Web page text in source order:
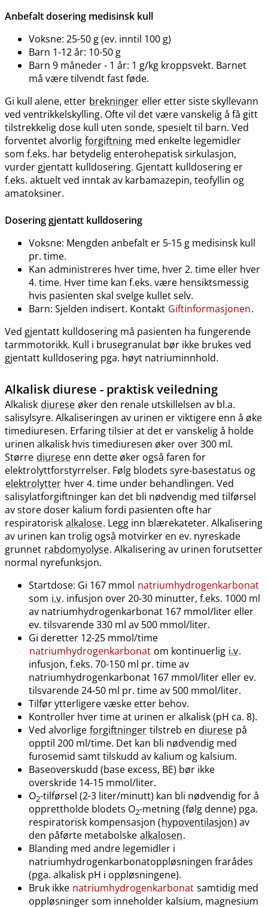
Anbefalt dosering medisinsk kull
Voksne: 25-50 g (ev. inntil 100 g)
Barn 1-12 år: 10-50 g
Barn 9 måneder - 1 år: 1 g/kg kroppsvekt. Barnet
må være tilvendt fast føde.
Gi kull alene, etter brekninger eller etter siste skyllevann
ved ventrikkelskylling. Ofte vil det være vanskelig å få gitt
tilstrekkelig dose kull uten sonde, spesielt til barn. Ved
forventet alvorlig forgiftning med enkelte legemidler
som f.eks. har betydelig enterohepatisk sirkulasjon,
vurder gjentatt kulldosering. Gjentatt kulldosering er
f.eks. aktuelt ved inntak av karbamazepin, teofyllin og
amatoksiner.
Dosering gjentatt kulldosering
Voksne: Mengden anbefalt er 5-15 g medisinsk kull
pr. time.
Kan administreres hver time, hver 2. time eller hver
4. time. Hver time kan f.eks. være hensiktsmessig
hvis pasienten skal svelge kullet selv.
Barn: Sjelden indisert. Kontakt Giftinformasjonen.
Ved gjentatt kulldosering må pasienten ha fungerende
tarmmotorikk. Kull i brusegranulat bør ikke brukes ved
gjentatt kulldosering pga. høyt natriuminnhold.
Alkaliskdiurese - praktisk veiledning
Alkalisk diurese øker den renale utskillelsen av bl.a.
salisylsyre. Alkaliseringen av urinen er viktigere enn å øke
timediuresen. Erfaring tilsier at det er vanskelig å holde
urinen alkalisk hvis timediuresen øker over 300 ml.
Større diurese enn dette øker også faren for
elektrolyttforstyrrelser. Følg blodets syre-basestatus og
elektrolytter hver 4. time under behandlingen. Ved
salisylatforgiftninger kan det bli nødvendig med tilførsel
av store doser kalium fordi pasienten ofte har
respiratorisk alkalose. Legg inn blærekateter. Alkalisering
av urinen kan trolig også motvirker en ev. nyreskade
grunnet rabdomyolyse. Alkalisering av urinen forutsetter
normal nyrefunksjon.
Startdose: Gi 167 mmol natriumhydrogenkarbonat
som i.v. infusjon over 20-30 minutter, f.eks. 1000 ml
av natriumhydrogenkarbonat 167 mmol​/​liter eller
ev. tilsvarende 330 ml av 500 mmol​/​liter.
Gi deretter 12-25 mmol/time
natriumhydrogenkarbonat om kontinuerlig i.v.
infusjon, f.eks. 70-150 ml pr. time av
natriumhydrogenkarbonat 167 mmol​/​liter eller ev.
tilsvarende 24-50 ml pr. time av 500 mmol​/​liter.
Tilfør ytterligere væske etter behov.
Kontroller hver time at urinen er alkalisk (pH ca. 8).
Ved alvorlige forgiftninger tilstreb en diurese på
opptil 200 ml​/​time. Det kan bli nødvendig med
furosemid samt tilskudd av kalium og kalsium.
Baseoverskudd (base excess, BE) bør ikke
overskride 14-15 mmol​/​liter.
O2-tilførsel (2-3 liter​/​minutt) kan bli nødvendig for å
opprettholde blodets O2-metning (følg denne) pga.
respiratorisk kompensasjon (hypoventilasjon) av
den påførte metabolske alkalosen.
Blanding med andre legemidler i
natriumhydrogenkarbonatoppløsningen frarådes
(pga. alkalisk pH i oppløsningene).
Bruk ikke natriumhydrogenkarbonat samtidig med
oppløsninger som inneholder kalsium, magnesium